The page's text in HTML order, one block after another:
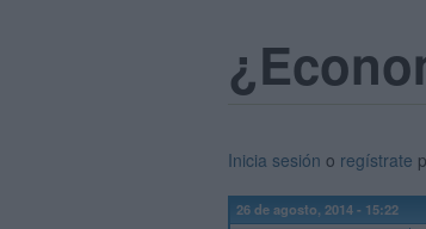
Inicia sesión o regístrate
26 de agosto, 2014 - 15:22